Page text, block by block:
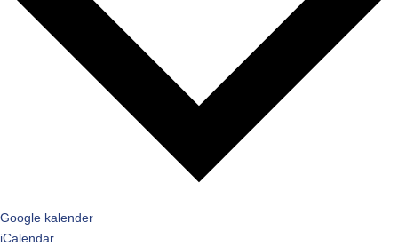
Google kalender
iCalendar